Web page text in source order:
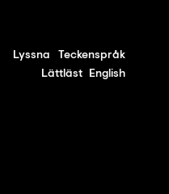
Lyssna
Teckenspråk
Lättläst
English